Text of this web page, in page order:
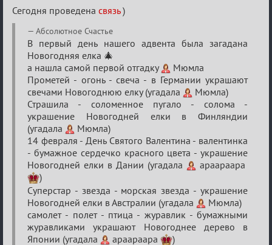
Re:
Фантастический
Новогодний
адвент
2024!
Сегодня проведена связь)
Aбсолютное Счастье
В первый день нашего адвента была загадана
Новогодняя елка 🎄
а нашла самой первой отгадку
Мюмла
Прометей - огонь - свеча - в Германии украшают
свечами Новогоднюю елку (угадала
Мюмла)
Страшила - соломенное пугало - солома -
украшение Новогодней елки в Финляндии
(угадала
Мюмла)
14 февраля - День Святого Валентина - валентинка
- бумажное сердечко красного цвета - украшение
Новогодней елки в Дании (угадала
apaapaapa
)
Суперстар - звезда - морская звезда - украшение
Новогодней елки в Австралии (угадала
Мюмла)
самолет - полет - птица - журавлик - бумажными
журавликами украшают Новогоднее дерево в
Японии (угадала
apaapaapa )